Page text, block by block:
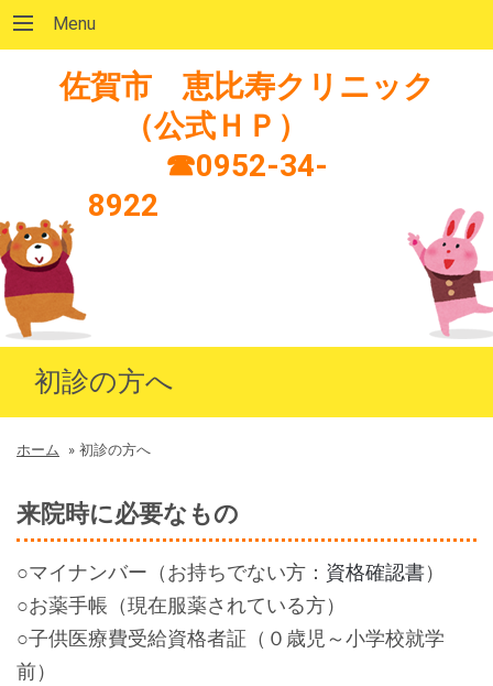
Menu
佐賀市 恵比寿クリニック
（公式ＨＰ）
☎0952-34-
8922
初診の方へ
ホーム » 初診の方へ
来院時に必要なもの
○マイナンバー（お持ちでない方： 資格確認書）
○お薬手帳（現在服薬されている方）
○子供医療費受給資格者証（０歳児～小学校就学
前）